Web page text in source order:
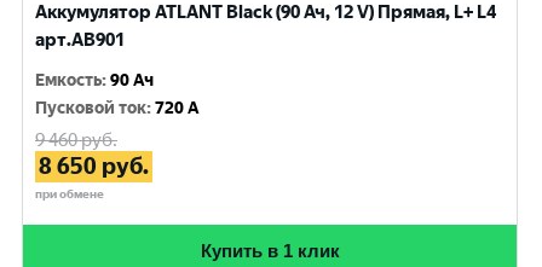
Аккумулятор ATLANT Black (90 Ач, 12 V) Прямая, L+ L4
арт.AB901
Емкость:90 Ач
Пусковой ток:720 A
9 460руб.
8 650 руб.
при обмене
Купить в 1 клик